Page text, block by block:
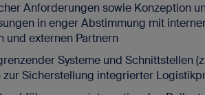
Anforderungen sowie Konzeption
in enger Abstimmung mit
und externen Partnern
Systeme und Schnittstellen
zur Sicherstellung integrierter